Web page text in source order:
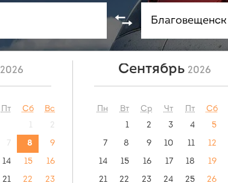
обратный маршрут:
2026
Пт Сб
Вс
1
2
7 8
9
14 15
16
21 22
23
Сентябрь 2026
Пн Вт Ср Чт Пт Сб
1
2 3 4 5
7
8 9 10 11 12
14
15 16 17 18 19
21
22 23 24 25 26